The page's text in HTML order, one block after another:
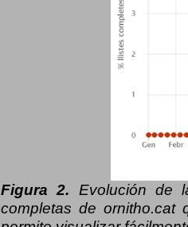
Figura 2. Evolución de
completas de